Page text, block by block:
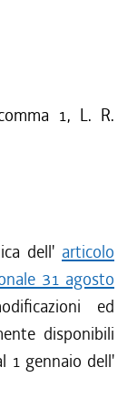
1, L. R.
dell' articolo
31 agosto
ed
disponibili
1 gennaio dell'